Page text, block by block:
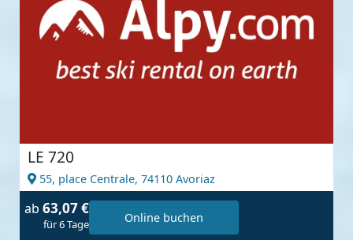
LE 720
55, place Centrale, 74110 Avoriaz
ab 63,07 €
für 6 Tage Online buchen